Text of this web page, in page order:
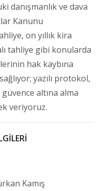
danışmanlık ve dava
Kanunu
on yıllık kira
tahliye gibi konularda
hak kaybına
yazılı protokol,
altına alma
veriyoruz.
Kamış